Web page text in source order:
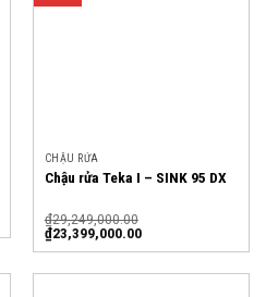
CHẬU RỬA
Chậu rửa Teka I – SINK 95 DX
₫29,249,000.00
₫23,399,000.00